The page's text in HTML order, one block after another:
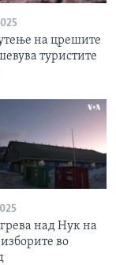
на црешите
туристите
над Нук на
во